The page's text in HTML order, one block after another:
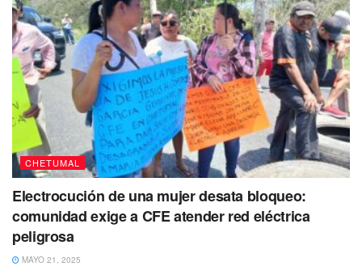
CHETUMAL
Electrocución de una mujer desata bloqueo:
comunidad exige a CFE atender red eléctrica
peligrosa
MAYO 21, 2025